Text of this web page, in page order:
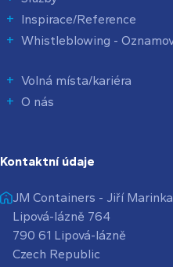
Inspirace/Reference
Whistleblowing -
Volná místa/kariéra
O nás
Kontaktní údaje
JM Containers - Jiří Marinka
Lipová-lázně 764
790 61 Lipová-lázně
Czech Republic